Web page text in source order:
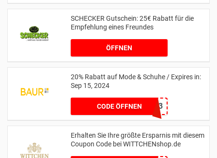
SCHECKER Gutschein: 25€ Rabatt für die
Empfehlung eines Freundes
ÖFFNEN
20% Rabatt auf Mode & Schuhe / Expires in:
Sep 15, 2024
CODE ÖFFNEN11173
Erhalten Sie Ihre größte Ersparnis mit diesem
Coupon Code bei WITTCHENshop.de